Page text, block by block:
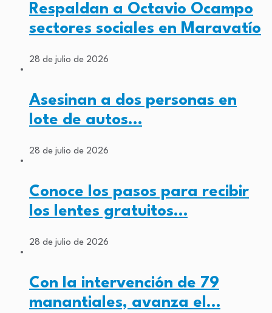
Respaldan a Octavio Ocampo
sectores sociales en Maravatío
28 de julio de 2026
Asesinan a dos personas en
lote de autos…
28 de julio de 2026
Conoce los pasos para recibir
los lentes gratuitos…
28 de julio de 2026
Con la intervención de 79
manantiales, avanza el…